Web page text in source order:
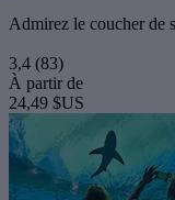
Admirez le coucher de
3,4 (83)
À partir de
24,49 $US